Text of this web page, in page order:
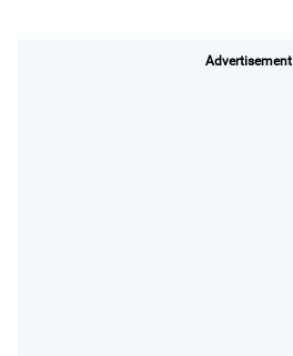
Advertisement